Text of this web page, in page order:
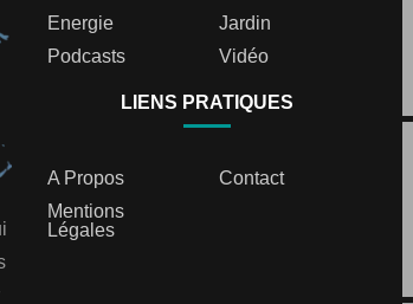
Energie
Jardin
Podcasts
Vidéo
LIENS PRATIQUES
A Propos
Contact
Mentions
Légales